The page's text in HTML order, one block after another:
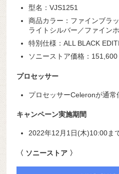
型名：VJS1251
商品カラー：ファインブラ
ライトシルバー／ファイン
特別仕様：ALL BLACK
ソニーストア価格：
プロセッサー
プロセッサーCeleronが通常
キャンペーン実施期間
2022年12月1日(木)10:00ま
〈 ソニーストア 〉